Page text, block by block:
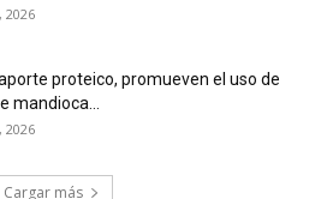
2026
proteico, promueven el uso de
mandioca...
2026
Cargar más